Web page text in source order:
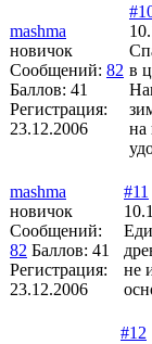
mashma
новичок
Сообщений: 82
Баллов: 41
Регистрация:
23.12.2006
в
на
mashma
новичок
Сообщений:
82 Баллов: 41
Регистрация:
23.12.2006
#11
не
#12